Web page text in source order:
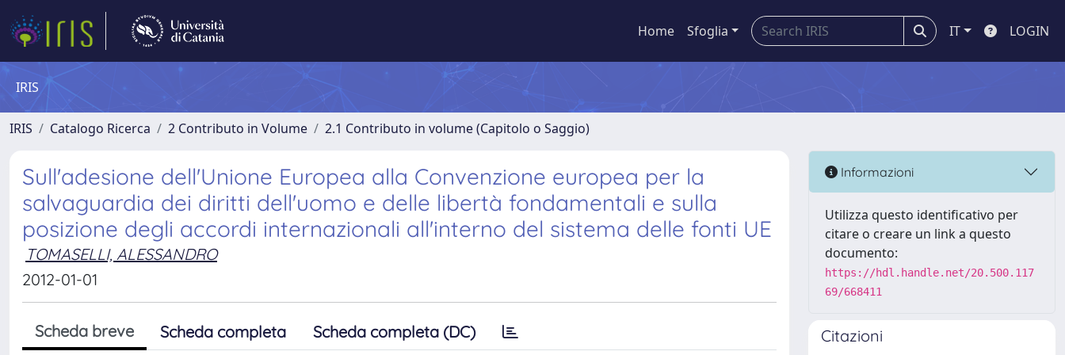
Home Sfoglia IT LOGIN
IRIS
IRIS Catalogo Ricerca 2 Contributo in Volume 2.1 Contributo in volume (Capitolo o Saggio)
Sull'adesione dell'Unione Europea alla Convenzione europea per la
salvaguardia dei diritti dell'uomo e delle libertà fondamentali e sulla
posizione degli accordi internazionali all'interno del sistema delle fonti UE
TOMASELLI, ALESSANDRO
2012-01-01
Scheda breve Scheda completa Scheda completa (DC)
Informazioni
Utilizza questo identificativo per
citare o creare un link a questo
documento:
https://hdl.handle.net/20.500.117
69/668411
Citazioni